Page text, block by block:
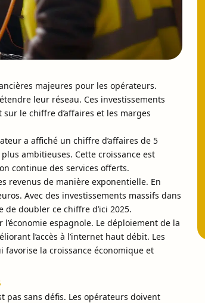
majeures pour les opérateurs.
leur réseau. Ces investissements
le chiffre d’affaires et les marges
a affiché un chiffre d’affaires de 5
ambitieuses. Cette croissance est
continue des services offerts.
revenus de manière exponentielle. En
Avec des investissements massifs dans
doubler ce chiffre d’ici 2025.
espagnole. Le déploiement de la
l’accès à l’internet haut débit. Les
la croissance économique et
pas sans défis. Les opérateurs doivent